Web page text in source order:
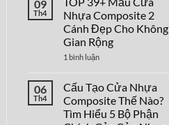
09
Th4
Nhựa Composite 2
Cánh Đẹp Cho Không
Gian Rộng
1 bình luậnở
Mẫu
Cửa
Nhựa
Composite
2
06
Th4
Cấu Tạo Cửa Nhựa
Composite Thế Nào?
Tìm Hiểu 5 Bộ Phận